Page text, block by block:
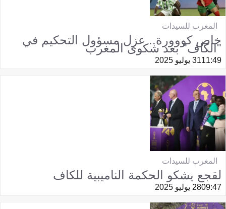
المغرب للسيدات
خاص كووورة.. عزل مسؤول التحكيم في
"الكاف" بعد شكوى المغرب
11:4931 يوليو 2025
المغرب للسيدات
لقجع يشكو الحكمة الناميبية للكاف
09:4728 يوليو 2025